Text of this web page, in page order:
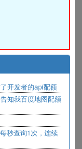
开发者的api配额
知我百度地图配额
秒查询1次，连续